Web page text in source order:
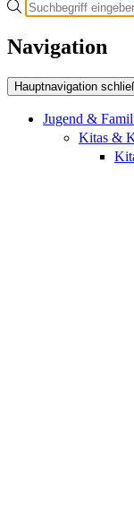
Navigation
Hauptnavigation
Jugend &
Kitas &